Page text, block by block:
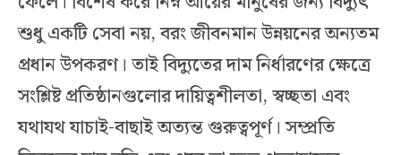
শুধু একটি সেবা নয়, বরং জীবনমান উন্নয়নের অন্যতম
প্রধান উপকরণ। তাই বিদ্যুতের দাম নির্ধারণের ক্ষেত্রে
সংশ্লিষ্ট প্রতিষ্ঠানগুলোর দায়িত্বশীলতা, স্বচ্ছতা এবং
যথাযথ যাচাই-বাছাই অত্যন্ত গুরুত্বপূর্ণ। সম্প্রতি